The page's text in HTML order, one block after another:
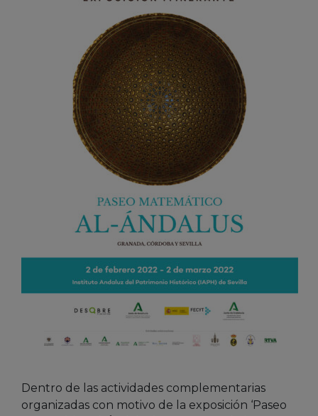
Dentro de las actividades complementarias
organizadas con motivo de la exposición ‘Paseo